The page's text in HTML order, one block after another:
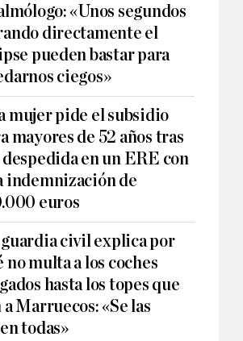
«Unos segundos
directamente el
pueden bastar para
ciegos»
mujer pide el subsidio
mayores de 52 años tras
despedida en un ERE con
indemnización de
euros
civil explica por
no multa a los coches
hasta los topes que
a Marruecos: «Se las
todas»